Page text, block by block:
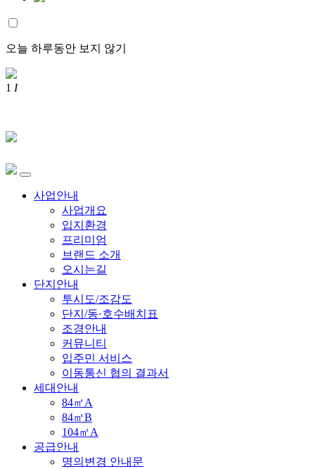
오늘 하루동안 보지 않기
1 I
사업안내
사업개요
입지환경
프리미엄
브랜드 소개
오시는길
단지안내
투시도/조감도
단지/동·호수배치표
조경안내
커뮤니티
입주민 서비스
이동통신 협의 결과서
세대안내
84㎡A
84㎡B
104㎡A
공급안내
명의변경 안내문